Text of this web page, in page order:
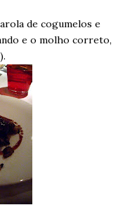
de cogumelos e
e o molho correto,